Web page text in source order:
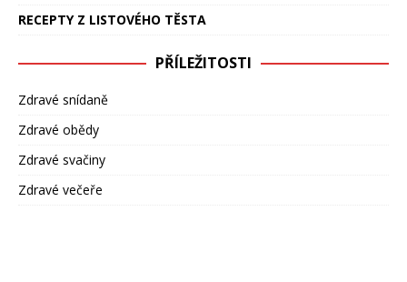
RECEPTY Z LISTOVÉHO TĚSTA
PŘÍLEŽITOSTI
Zdravé snídaně
Zdravé obědy
Zdravé svačiny
Zdravé večeře